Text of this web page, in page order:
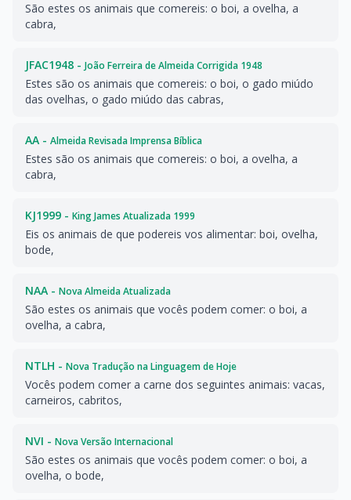
São estes os animais que comereis: o boi, a ovelha, a
cabra,
JFAC1948 - João Ferreira de Almeida Corrigida 1948
Estes são os animais que comereis: o boi, o gado miúdo
das ovelhas, o gado miúdo das cabras,
AA - Almeida Revisada Imprensa Bíblica
Estes são os animais que comereis: o boi, a ovelha, a
cabra,
KJ1999 - King James Atualizada 1999
Eis os animais de que podereis vos alimentar: boi, ovelha,
bode,
NAA - Nova Almeida Atualizada
São estes os animais que vocês podem comer: o boi, a
ovelha, a cabra,
NTLH - Nova Tradução na Linguagem de Hoje
Vocês podem comer a carne dos seguintes animais: vacas,
carneiros, cabritos,
NVI - Nova Versão Internacional
São estes os animais que vocês podem comer: o boi, a
ovelha, o bode,